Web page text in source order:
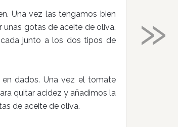
Una vez las tengamos bien
gotas de aceite de oliva.
junto a los dos tipos de
dados. Una vez el tomate
quitar acidez y añadimos la
de aceite de oliva.
»